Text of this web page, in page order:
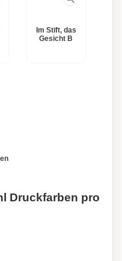
Im Stift, das
Gesicht B
Druckfarben pro